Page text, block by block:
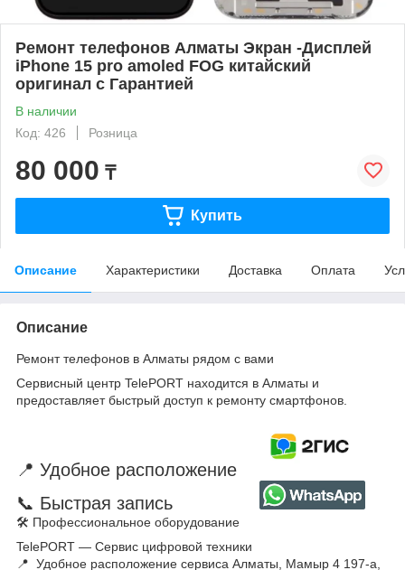
Ремонт телефонов Алматы Экран -Дисплей
iPhone 15 pro amoled FOG китайский
оригинал с Гарантией
В наличии
Код: 426
Розница
80 000 ₸
Купить
Описание Характеристики Доставка Оплата
Описание
Ремонт телефонов в Алматы рядом с вами
Сервисный центр TelePORT находится в Алматы и
предоставляет быстрый доступ к ремонту смартфонов.
📍 Удобное расположение
📞 Быстрая запись
🛠 Профессиональное оборудование
TelePORT — Сервис цифровой техники
📍 Удобное расположение сервиса Алматы, Мамыр 4 197-а,